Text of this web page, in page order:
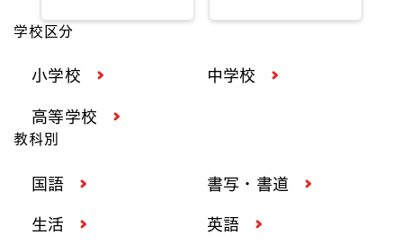
学校区分
小学校 中学校
高等学校
教科別
国語 書写・書道
生活 英語